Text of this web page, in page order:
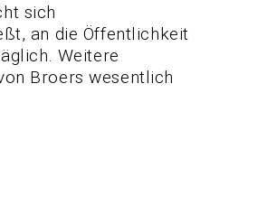
sich
an die Öffentlichkeit
Weitere
Broers wesentlich